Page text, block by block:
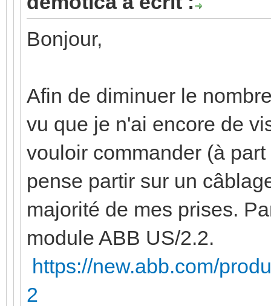
Bonjour,
Afin de diminuer le
vu que je n'ai encore de
vouloir commander (à
pense partir sur un
majorité de mes prises.
module ABB US/2.2.
https://new.abb.com/
2